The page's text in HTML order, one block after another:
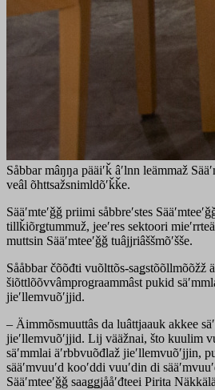
Såbbar mâŋŋa pääiʹǩ âʹlnn leämmaž
veâl õhttsažsnimldõʹǩǩe.
Sääʹmteʹǧǧ priimi såbbreʹstes
tillǩiõrǥtummuž, jeeʹres sektoori
muttsin Sääʹmteeʹǧǧ tuâjjriâššmõʹšše.
Sååbbar čõõđti vuõlttõs-saǥstõõllmõõžž
šiõttlõõvvâmprograammâst pukid
jieʹllemvuõʹjjid.
– Äimmõsmuuttâs da luâttjaauk akkee
jieʹllemvuõʹjjid. Lij vääžnai, što kuulim
säʹmmlai äʹrbbvuõđlaž jieʹllemvuõʹjjin,
sääʹmvuuʹd kooʹddi vuuʹdin di
Sääʹmteeʹǧǧ saaǥǥjååʹđteei Pirita